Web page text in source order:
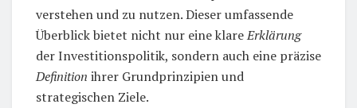
verstehen und zu nutzen. Dieser umfassende
Überblick bietet nicht nur eine klareErklärung
der Investitionspolitik, sondern auch eine präzise
Definition ihrer Grundprinzipien und
strategischen Ziele.